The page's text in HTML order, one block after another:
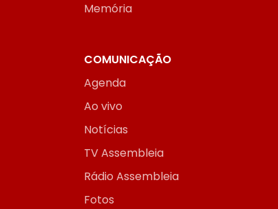
Memória
COMUNICAÇÃO
Agenda
Ao vivo
Notícias
TV Assembleia
Rádio Assembleia
Fotos